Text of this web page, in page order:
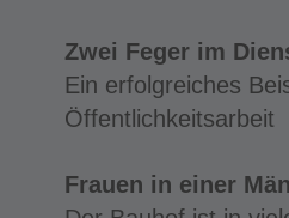
Zwei Feger im
Ein erfolgreiches
Öffentlichkeitsarbeit
Frauen in einer